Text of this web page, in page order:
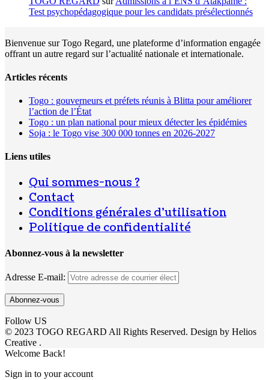
Test psychopédagogique pour les candidats présélectionnés
Bienvenue sur Togo Regard, une plateforme d’information engagée
offrant un autre regard sur l’actualité nationale et internationale.
Articles récents
Togo : gouverneurs et préfets réunis à Blitta pour améliorer
l’action de l’État
Togo : un plan national pour mieux détecter les épidémies
Soja : le Togo vise 300 000 tonnes en 2026-2027
Liens utiles
Qui sommes-nous ?
Contact
Conditions générales d’utilisation
Politique de confidentialité
Abonnez-vous à la newsletter
Adresse E-mail:
Follow US
© 2023 TOGO REGARD All Rights Reserved. Design by Helios
Creative .
Welcome Back!
Sign in to your account